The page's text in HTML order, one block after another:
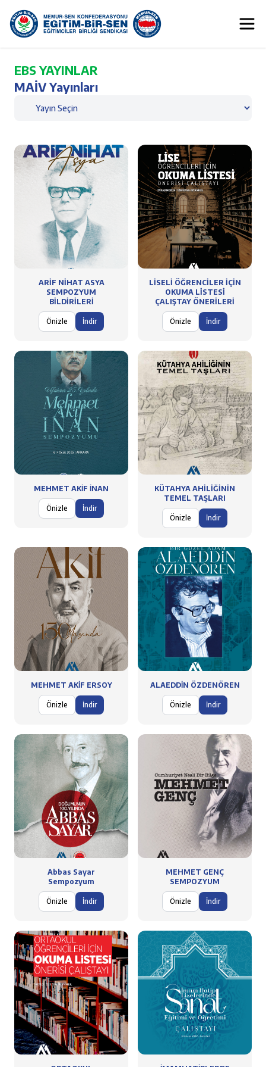
EBS YAYINLAR
MAİV Yayınları
ARİF NİHAT ASYA
SEMPOZYUM
BİLDİRİLERİ
Önizle İndir
LİSELİ ÖĞRENCİLER İÇİN
OKUMA LİSTESİ
ÇALIŞTAY ÖNERİLERİ
Önizle İndir
MEHMET AKİF İNAN
Önizle İndir
KÜTAHYA AHİLİĞİNİN
TEMEL TAŞLARI
Önizle İndir
MEHMET AKİF ERSOY
Önizle İndir
ALAEDDİN ÖZDENÖREN
Önizle İndir
Abbas Sayar
Sempozyum
Önizle İndir
MEHMET GENÇ
SEMPOZYUM
Önizle İndir